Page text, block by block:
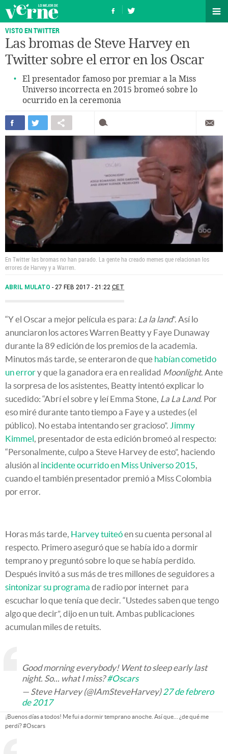
VISTO EN TWITTER
Las bromas de Steve Harvey en
Twitter sobre el error en los Oscar
El presentador famoso por premiar a la Miss
Universo incorrecta en 2015 bromeó sobre lo
ocurrido en la ceremonia
En Twitter las bromas no han parado. La gente ha creado memes que relacionan los
errores de Harvey y a Warren.
ABRIL MULATO 27 FEB 2017 - 21:22 CET
“Y el Oscar a mejor película es para: La la land”. Así lo
anunciaron los actores Warren Beatty y Faye Dunaway
durante la 89 edición de los premios de la academia.
Minutos más tarde, se enteraron de que habían cometido
un errory que la ganadora era en realidad Moonlight. Ante
la sorpresa de los asistentes, Beatty intentó explicar lo
sucedido: “Abrí el sobre y leí Emma Stone, La La Land. Por
eso miré durante tanto tiempo a Faye y a ustedes (el
público). No estaba intentando ser gracioso”. Jimmy
Kimmel, presentador de esta edición bromeó al respecto:
“Personalmente, culpo a Steve Harvey de esto”, haciendo
alusión al incidente ocurrido en Miss Universo 2015,
cuando el también presentador premió a Miss Colombia
por error.
Horas más tarde, Harvey tuiteóen su cuenta personal al
respecto. Primero aseguró que se había ido a dormir
temprano y preguntó sobre lo que se había perdido.
Después invitó a sus más de tres millones de seguidores a
sintonizar su programa de radio por internet para
escuchar lo que tenía que decir. “Ustedes saben que tengo
algo que decir”, dijo en un tuit. Ambas publicaciones
acumulan miles de retuits.
Good morning everybody! Went to sleep early last
night. So... what I miss?#Oscars
— Steve Harvey (@IAmSteveHarvey)27 de febrero
de 2017
¡Buenos días a todos! Me fui a dormir temprano anoche. Así que… ¿de qué me
perdí? #Oscars